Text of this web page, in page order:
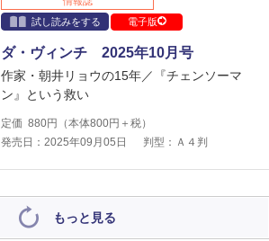
試し読みをする
電子版
ダ・ヴィンチ 2025年10月号
作家・朝井リョウの15年／『チェンソーマ
ン』という救い
定価 880円（本体800円＋税）
発売日：2025年09月05日
判型：Ａ４判
もっと見る